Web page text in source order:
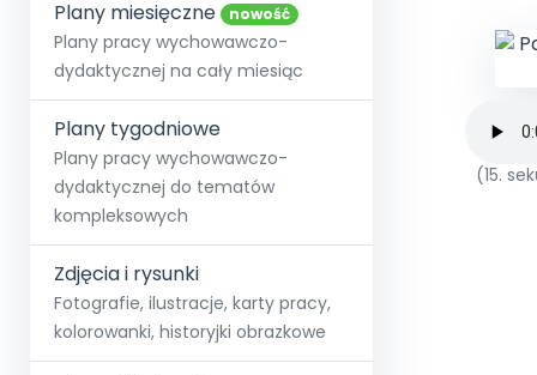
Społeczność
+48 12 631 04 10
kontakt@blizejprzedszkola.pl
O miesięczniku
Strona główna
O Akademii
Akademia
Poznaj pakiet MAX
Testuj przez 7 dni Pełen
Wszystkie projekty
Skontaktuj się
Dodaj wpis
Plany miesięczne nowość
Plany pracy wychowawczo-
dydaktycznej na cały miesiąc
Plany tygodniowe
Plany pracy wychowawczo-
dydaktycznej do tematów
kompleksowych
Zdjęcia i rysunki
Fotografie, ilustracje, karty pracy,
kolorowanki, historyjki obrazkowe
(15.